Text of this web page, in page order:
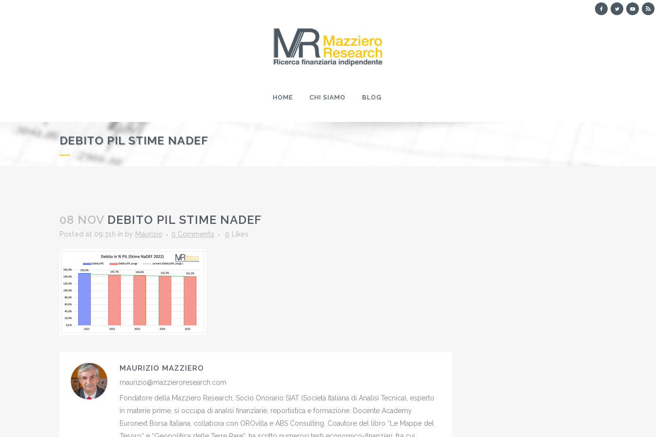
HOME CHI SIAMO BLOG
DEBITO PIL STIME NADEF
08 NOV DEBITO PIL STIME NADEF
Posted at 09:31h in by Maurizio 0 Comments 0 Likes
MAURIZIO MAZZIERO
maurizio@mazzieroresearch.com
Fondatore della Mazziero Research, Socio Onorario SIAT (Società Italiana di Analisi Tecnica), esperto
in materie prime, si occupa di analisi finanziarie, reportistica e formazione. Docente Academy
Euronext Borsa Italiana, collabora con OROvilla e ABS Consulting. Coautore del libro “Le Mappe del